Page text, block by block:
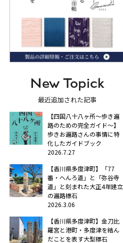
New Topick
最近追加された記事
【四国八十八ヶ所～歩き遍
路のための完全ガイド～】
歩きお遍路さんの事情に特
化したガイドブック
2026.7.27
【香川県多度津町】「77
番・へんろ道」と「弥谷寺
道」と刻まれた大正4年建立
の遍路標石
2026.3.06
【香川県多度津町】金刀比
羅宮と港町・多度津を結ん
だことを表す大型標石